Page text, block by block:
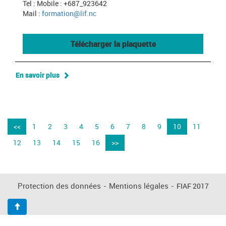
Tel : Mobile : +687_923642
Mail : formation@lif.nc
Télécharger la plaquette
En savoir plus
<< 1 2 3 4 5 6 7 8 9 10
11
12
13 14 15 16 >>
Protection des données - Mentions légales - FIAF 2017